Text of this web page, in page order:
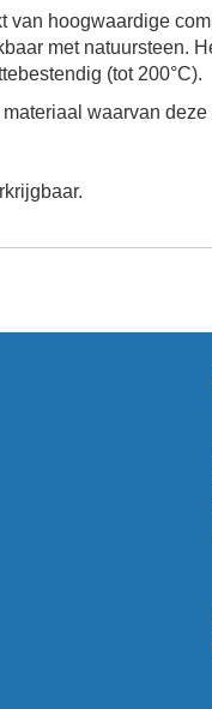
hoogwaardige
met natuursteen.
(tot 200°C).
waarvan deze